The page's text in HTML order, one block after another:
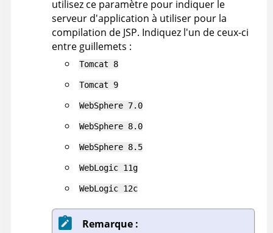
utilisez ce paramètre pour indiquer le
serveur d'application à utiliser pour la
compilation de JSP. Indiquez l'un de ceux-ci
entre guillemets :
Tomcat 8
Tomcat 9
WebSphere 7.0
WebSphere 8.0
WebSphere 8.5
WebLogic 11g
WebLogic 12c
Remarque :